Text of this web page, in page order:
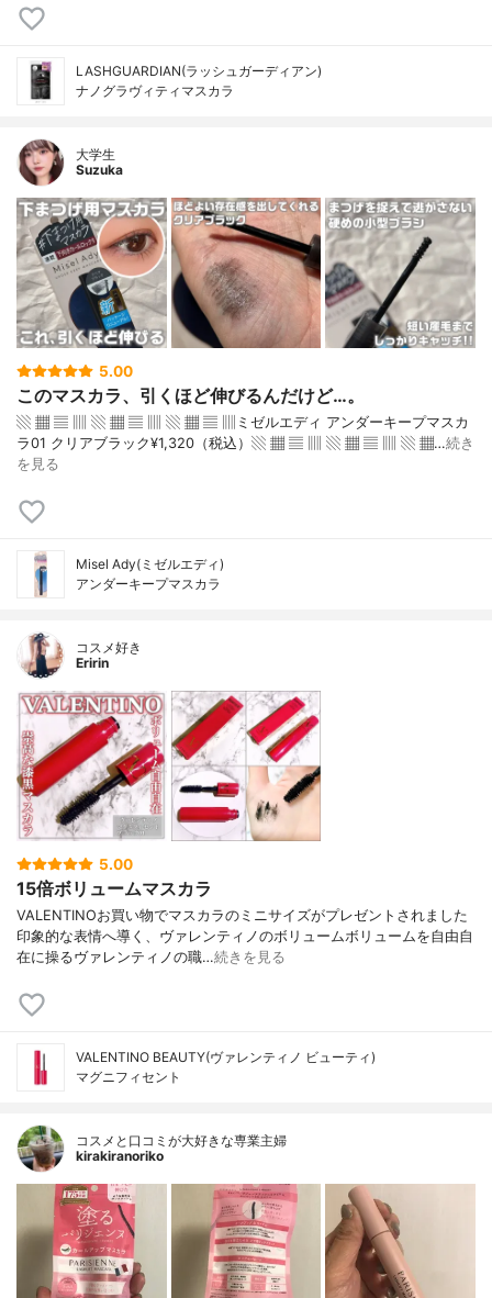
LASHGUARDIAN(ラッシュガーディアン)
ナノグラヴィティマスカラ
大学生
Suzuka
5.00
このマスカラ、引くほど伸びるんだけど…。
▧ ▦ ▤ ▥ ▧ ▦ ▤ ▥ ▧ ▦ ▤ ▥ミゼルエディ アンダーキープマスカ
ラ01 クリアブラック¥1,320（税込）▧ ▦ ▤ ▥ ▧ ▦ ▤ ▥ ▧ ▦…続き
を見る
Misel Ady(ミゼルエディ)
アンダーキープマスカラ
コスメ好き
Eririn
5.00
15倍ボリュームマスカラ
VALENTINOお買い物でマスカラのミニサイズがプレゼントされました
印象的な表情へ導く、ヴァレンティノのボリュームボリュームを自由自
在に操るヴァレンティノの職…続きを見る
VALENTINO BEAUTY(ヴァレンティノ ビューティ)
マグニフィセント
コスメと口コミが大好きな専業主婦
kirakiranoriko